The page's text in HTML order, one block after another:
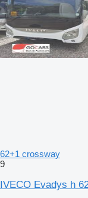
62+1 crossway
9
IVECO Evadys h